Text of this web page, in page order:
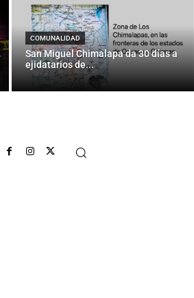
COMUNALIDAD
San Miguel Chimalapa da 30 días a
ejidatarios de...